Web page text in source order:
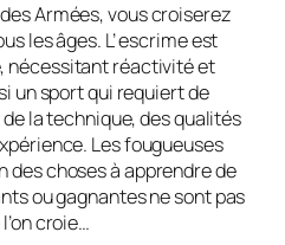
Armées, vous croiserez
les âges. L’ escrime est
nécessitant réactivité et
un sport qui requiert de
la technique, des qualités
Les fougueuses
des choses à apprendre de
ou gagnantes ne sont pas
croie…